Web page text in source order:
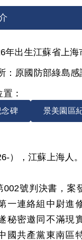
年出生江蘇省上海
： 原國防部綠島感
：
念碑 景美園區
），江蘇上海人。
002號判決書，案
一連絡組中尉進
秘密邀同不滿現
國共產黨東南區